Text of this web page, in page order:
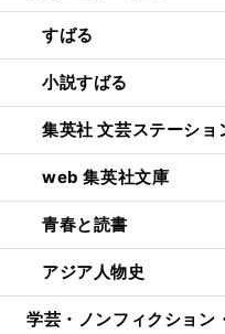
すばる
小説すばる
集英社 文芸ステーショ
web 集英社文庫
青春と読書
アジア人物史
学芸・ノンフィクション